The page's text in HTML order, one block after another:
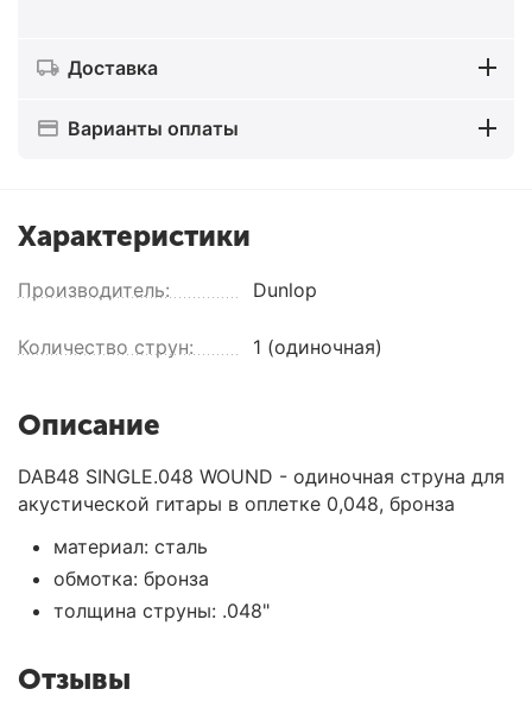
Доставка
Варианты оплаты
Характеристики
Производитель: Dunlop
Количество струн: 1 (одиночная)
Описание
DAB48 SINGLE.048 WOUND - одиночная струна для
акустической гитары в оплетке 0,048, бронза
материал: сталь
обмотка: бронза
толщина струны: .048"
Отзывы